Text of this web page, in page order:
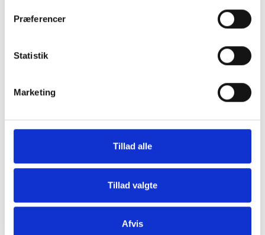
Præferencer
Statistik
Marketing
Tillad alle
Tillad valgte
Afvis
korte svar er - lige som du har lyst til!